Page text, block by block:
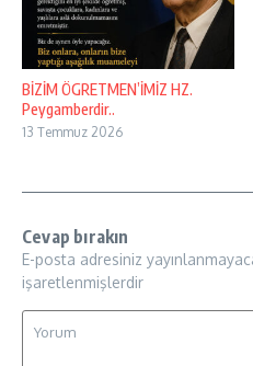
BİZİM ÖGRETMEN’İMİZ HZ.
Peygamberdir..
13 Temmuz 2026
Cevap bırakın
E-posta adresiniz
işaretlenmişlerdir